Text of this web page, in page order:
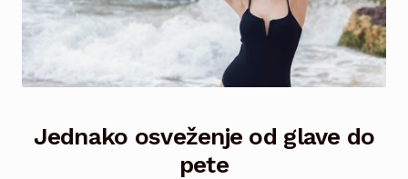
Jednako osveženje od glave do
pete